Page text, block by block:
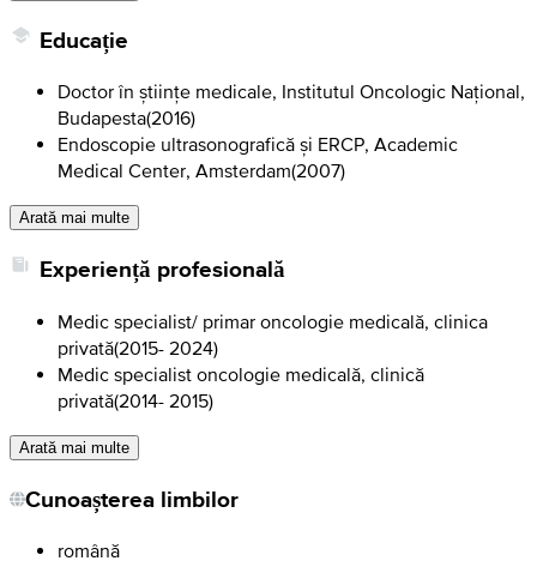
Educație
Doctor în științe medicale, Institutul Oncologic Național,
Budapesta(2016)
Endoscopie ultrasonografică și ERCP, Academic
Medical Center, Amsterdam(2007)
Arată mai multe
Experiență profesională
Medic specialist/ primar oncologie medicală, clinica
privată(2015- 2024)
Medic specialist oncologie medicală, clinică
privată(2014- 2015)
Arată mai multe
Cunoașterea limbilor
română